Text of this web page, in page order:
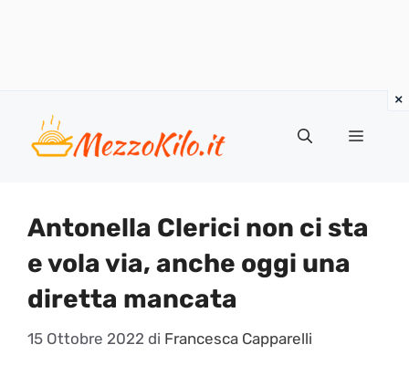
contenuto
Menu
Antonella Clerici non ci sta
e vola via, anche oggi una
diretta mancata
15 Ottobre 2022 di Francesca Capparelli